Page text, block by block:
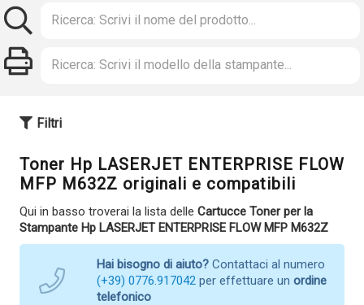
Filtri
Toner Hp LASERJET ENTERPRISE FLOW
MFP M632Z originali e compatibili
Qui in basso troverai la lista delle Cartucce Toner per la
Stampante Hp LASERJET ENTERPRISE FLOW MFP M632Z
Hai bisogno di aiuto? Contattaci al numero
(+39) 0776.917042 per effettuare un ordine
telefonico